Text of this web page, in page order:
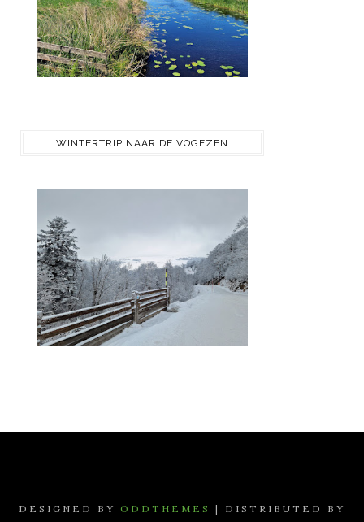
WINTERTRIP NAAR DE VOGEZEN
DESIGNED BY ODDTHEMES | DISTRIBUTED BY